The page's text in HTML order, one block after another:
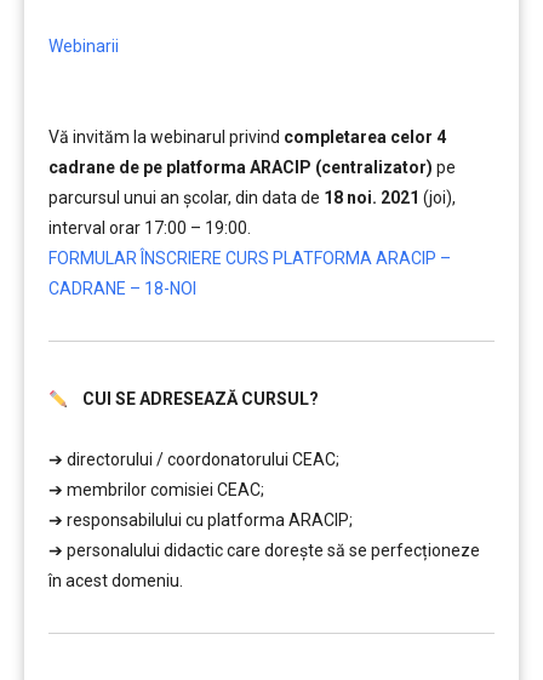
Webinarii
Vă invităm la webinarul privind completarea celor 4
cadrane de pe platforma ARACIP (centralizator) pe
parcursul unui an școlar, din data de 18 noi. 2021 (joi),
interval orar 17:00 – 19:00.
FORMULAR ÎNSCRIERE CURS PLATFORMA ARACIP –
CADRANE – 18-NOI
CUI SE ADRESEAZĂ CURSUL?
➔ directorului / coordonatorului CEAC;
➔ membrilor comisiei CEAC;
➔ responsabilului cu platforma ARACIP;
➔ personalului didactic care doreşte să se perfecționeze
în acest domeniu.